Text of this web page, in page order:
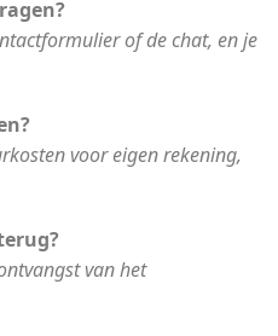
of de chat, en je
voor eigen rekening,
van het